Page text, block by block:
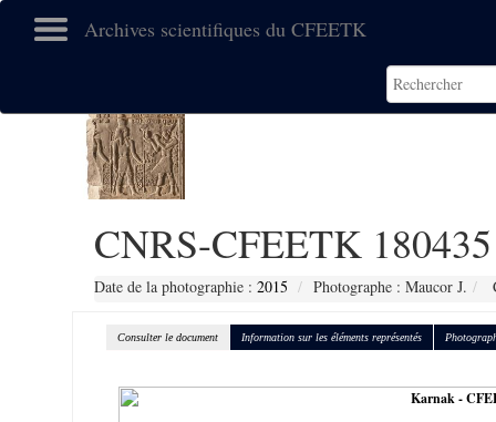
Archives scientifiques du CFEETK
CNRS-CFEETK 180435
Date de la photographie : 2015 Photographe : Maucor J.
Consulter le document Information sur les éléments représentés